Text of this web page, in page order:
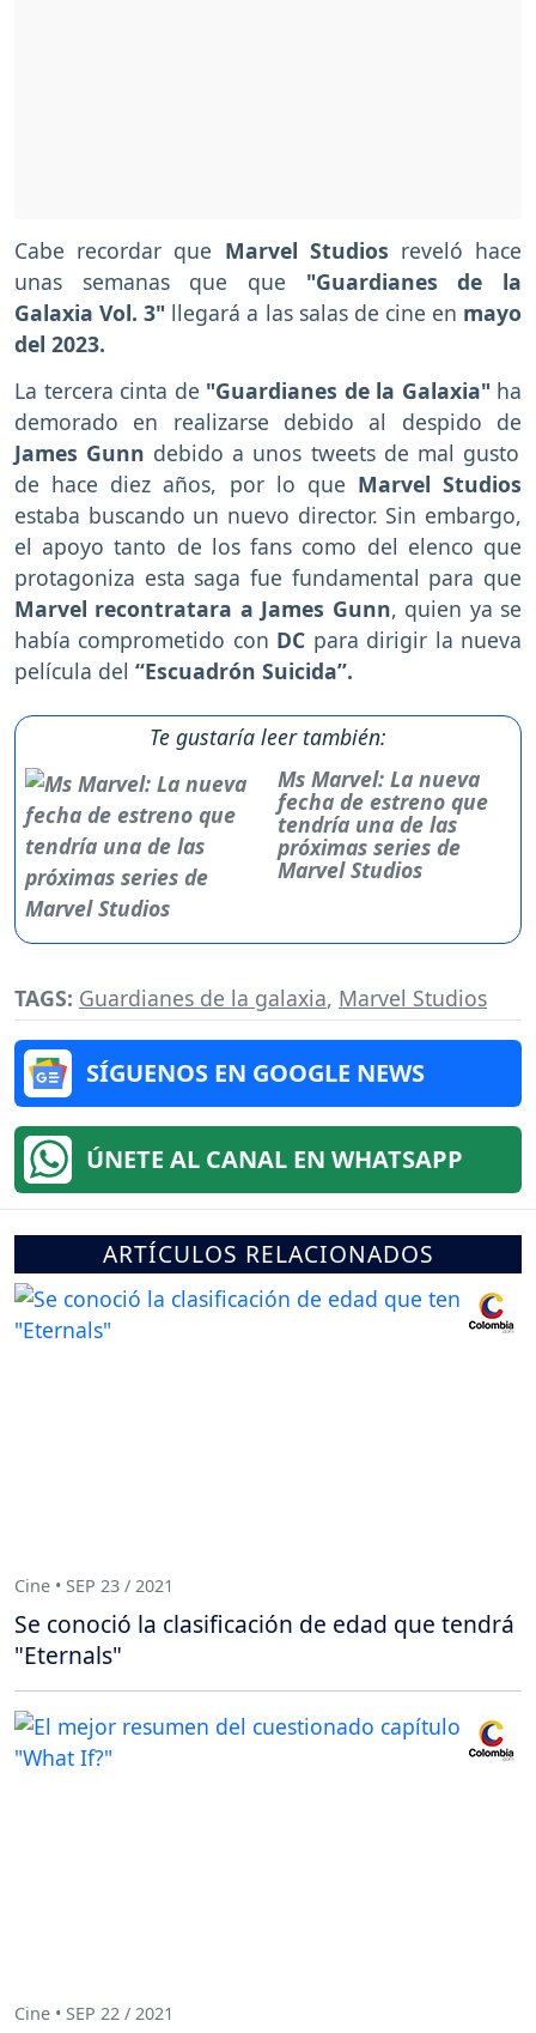
Cabe recordar que Marvel Studios reveló hace
unas semanas que que "Guardianes de la
Galaxia Vol. 3" llegará a las salas de cine en mayo
del 2023.
La tercera cinta de "Guardianes de la Galaxia" ha
demorado en realizarse debido al despido de
James Gunn debido a unos tweets de mal gusto
de hace diez años, por lo que Marvel Studios
estaba buscando un nuevo director. Sin embargo,
el apoyo tanto de los fans como del elenco que
protagoniza esta saga fue fundamental para que
Marvel recontratara a James Gunn, quien ya se
había comprometido con DC para dirigir la nueva
película del “Escuadrón Suicida”.
Te gustaría leer también:
Ms Marvel: La nueva
fecha de estreno que
tendría una de las
próximas series de
Marvel Studios
TAGS: Guardianes de la galaxia, Marvel Studios
SÍGUENOS EN GOOGLE NEWS
ÚNETE AL CANAL EN WHATSAPP
ARTÍCULOS RELACIONADOS
Cine • SEP 23 / 2021
Se conoció la clasificación de edad que tendrá
"Eternals"
Cine • SEP 22 / 2021